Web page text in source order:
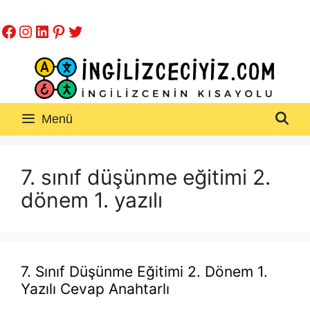
atla
Facebook
Instagram
LinkedIn
Pinterest
Twitter
Menü
7. sınıf düşünme eğitimi 2.
dönem 1. yazılı
7. Sınıf Düşünme Eğitimi 2. Dönem 1.
Yazılı Cevap Anahtarlı